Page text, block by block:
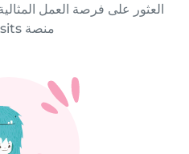
العثور على فرصة العمل
منصة Babysits.